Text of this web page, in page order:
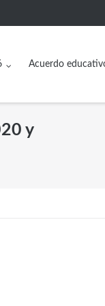
Acuerdo
y